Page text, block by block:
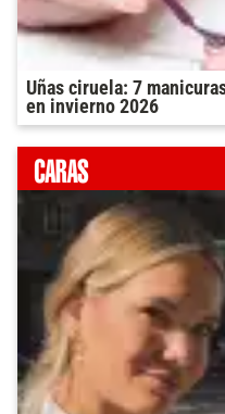
Uñas ciruela: 7
en invierno 2026